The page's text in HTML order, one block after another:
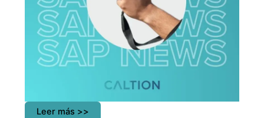
Leer más >>